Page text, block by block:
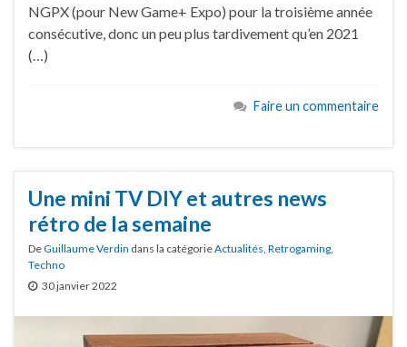
NGPX (pour New Game+ Expo) pour la troisième année
consécutive, donc un peu plus tardivement qu’en 2021
(…)
Faire un commentaire
Une mini TV DIY et autres news
rétro de la semaine
DeGuillaume Verdin dans la catégorieActualités, Retrogaming,
Techno
30 janvier 2022